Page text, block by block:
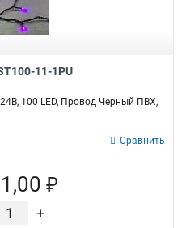
11-1PU
100 LED, Провод Черный ПВХ,
Сравнить
₽
+